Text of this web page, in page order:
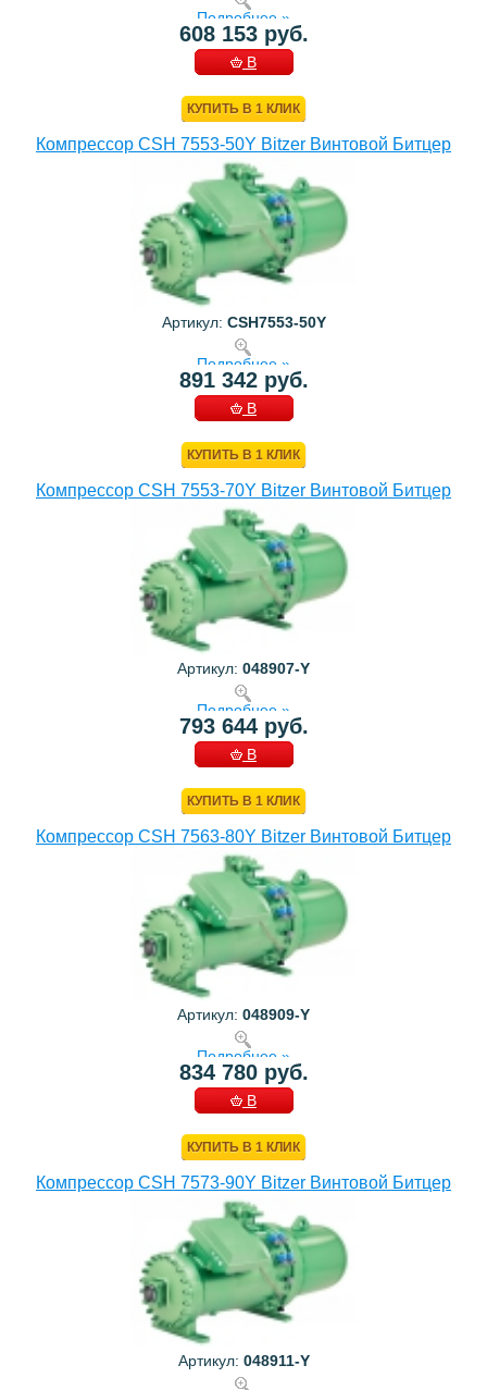
Подробнее »
608 153 руб.
В
КУПИТЬ В 1 КЛИК
Компрессор CSH 7553-50Y Bitzer Винтовой Битцер
Артикул: CSH7553-50Y
Подробнее »
891 342 руб.
В
КУПИТЬ В 1 КЛИК
Компрессор CSH 7553-70Y Bitzer Винтовой Битцер
Артикул: 048907-Y
Подробнее »
793 644 руб.
В
КУПИТЬ В 1 КЛИК
Компрессор CSH 7563-80Y Bitzer Винтовой Битцер
Артикул: 048909-Y
Подробнее »
834 780 руб.
В
КУПИТЬ В 1 КЛИК
Компрессор CSH 7573-90Y Bitzer Винтовой Битцер
Артикул: 048911-Y